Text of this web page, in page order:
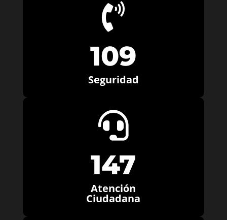

109
Seguridad

147
Atención
Ciudadana